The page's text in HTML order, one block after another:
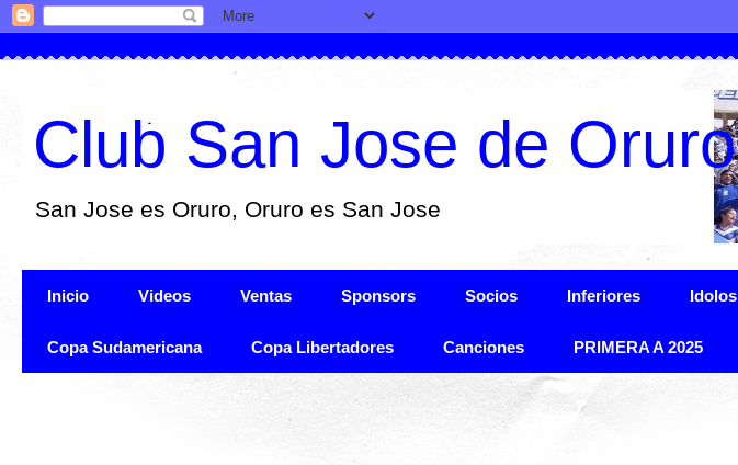
Club San Jose de Oruro
San Jose es Oruro, Oruro es San Jose
Inicio Videos Ventas Sponsors Socios Inferiores Idolos
Copa Sudamericana Copa Libertadores Canciones PRIMERA A 2025